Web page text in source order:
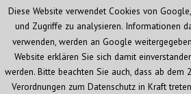
Diese Website verwendet Cookies von
und Zugriffe zu analysieren. Informationen
verwenden, werden an Google
Website erklären Sie sich damit
werden. Bitte beachten Sie auch, dass ab dem
Verordnungen zum Datenschutz in Kraft